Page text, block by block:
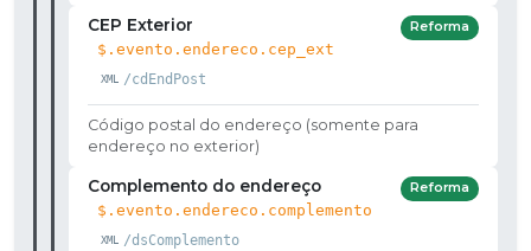
CEP Exterior
$.evento.endereco.cep_ext
/cdEndPost
Reforma
Código postal do endereço (somente para
endereço no exterior)
Complemento do endereço
$.evento.endereco.complemento
/dsComplemento
Reforma